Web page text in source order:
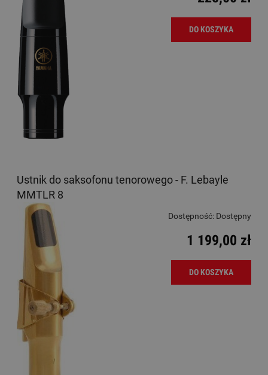
DO KOSZYKA
Ustnik do saksofonu tenorowego - F. Lebayle
MMTLR 8
Dostępność: Dostępny
1 199,00 zł
DO KOSZYKA